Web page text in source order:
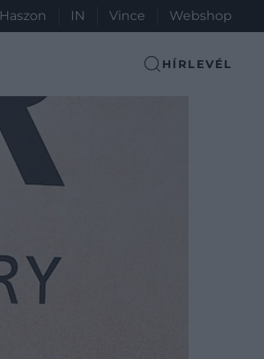
Haszon IN Vince Webshop
HÍRLEVÉL